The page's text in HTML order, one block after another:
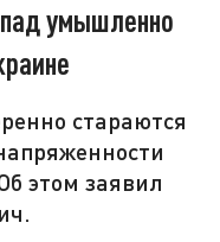
умышленно
стараются
этом заявил